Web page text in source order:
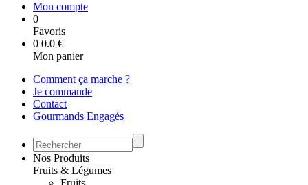
Mon compte
0
Favoris
0 0.0 €
Mon panier
Comment ça marche ?
Je commande
Contact
Gourmands Engagés
Nos Produits
Fruits & Légumes
Fruits